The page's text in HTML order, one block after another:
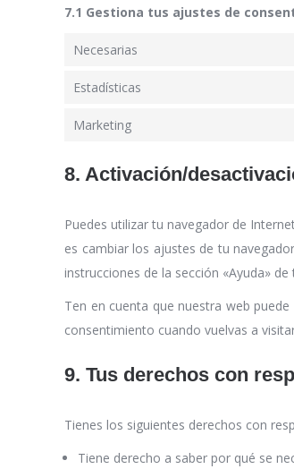
7.1 Gestiona tus ajustes de
Necesarias
Estadísticas
Marketing
8. Activación/
Puedes utilizar tu navegador de
es cambiar los ajustes de tu
instrucciones de la sección «Ayuda» de
Ten en cuenta que nuestra web
consentimiento cuando vuelvas a
9. Tus derechos con
Tienes los siguientes derechos con
Tiene derecho a saber por qué se